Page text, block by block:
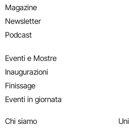
Magazine
Newsletter
Podcast
Eventi e Mostre
Inaugurazioni
Finissage
Eventi in giornata
Chi siamo